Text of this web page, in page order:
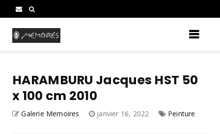
HARAMBURU Jacques HST 50
x 100 cm 2010
Galerie Memoires janvier 16, 2022 Peinture